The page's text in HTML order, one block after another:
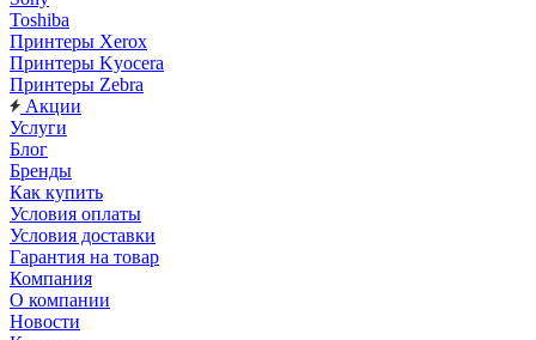
Toshiba
Принтеры Xerox
Принтеры Kyocera
Принтеры Zebra
Акции
Услуги
Блог
Бренды
Как купить
Условия оплаты
Условия доставки
Гарантия на товар
Компания
О компании
Новости